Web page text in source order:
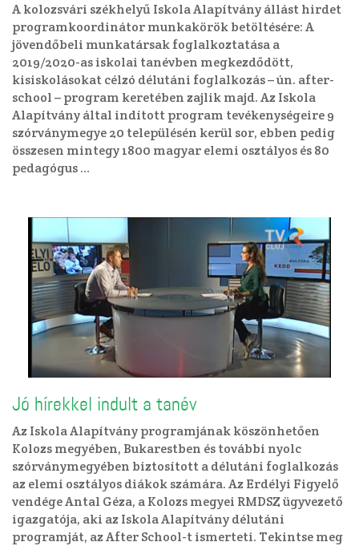
A kolozsvári székhelyű Iskola Alapítvány állást hirdet
programkoordinátor munkakörök betöltésére: A
jövendőbeli munkatársak foglalkoztatása a
2019/2020-as iskolai tanévben megkezdődött,
kisiskolásokat célzó délutáni foglalkozás – ún. after-
school – program keretében zajlik majd. Az Iskola
Alapítvány által indított program tevékenységeire 9
szórványmegye 20 településén kerül sor, ebben pedig
összesen mintegy 1800 magyar elemi osztályos és 80
pedagógus …
Jó hírekkel indult a tanév
Az Iskola Alapítvány programjának köszönhetően
Kolozs megyében, Bukarestben és további nyolc
szórványmegyében biztosított a délutáni foglalkozás
az elemi osztályos diákok számára. Az Erdélyi Figyelő
vendége Antal Géza, a Kolozs megyei RMDSZ ügyvezető
igazgatója, aki az Iskola Alapítvány délutáni
programját, az After School-t ismerteti. Tekintse meg